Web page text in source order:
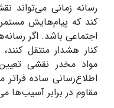
رسانه زمانی می‌تواند
کند که پیام‌هایش
اجتماعی باشد. اگر
کنار هشدار منتقل
مواد مخدر نقشی
اطلاع‌رسانی ساده
مقاوم در برابر آسیب‌ها